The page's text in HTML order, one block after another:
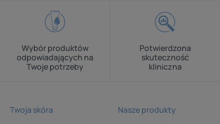
Wybór produktów
odpowiadających na
Twoje potrzeby
Potwierdzona
skuteczność
kliniczna
Twoja skóra
Nasze produkty